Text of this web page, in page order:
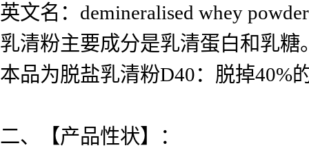
英文名：demineralised whey powder
乳清粉主要成分是乳清蛋白和乳
本品为脱盐乳清粉D40：脱掉40%
二、【产品性状】：